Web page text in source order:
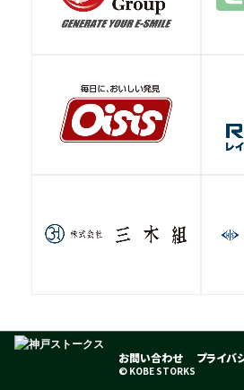
お問い合わせ プライバ
© KOBE STORKS